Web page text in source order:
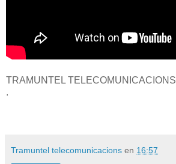
TRAMUNTEL TELECOMUNICACIONS
.
Tramuntel telecomunicacions en 16:57